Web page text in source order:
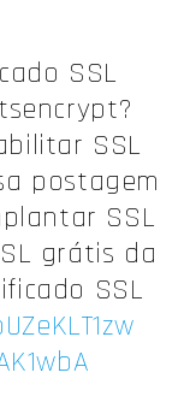
SSL
SSL
postagem
SSL
grátis da
SSL